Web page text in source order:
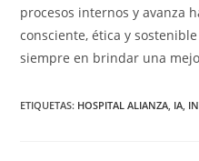
procesos internos y avanza
consciente, ética y
siempre en brindar una
ETIQUETAS: HOSPITAL ALIANZA, IA,